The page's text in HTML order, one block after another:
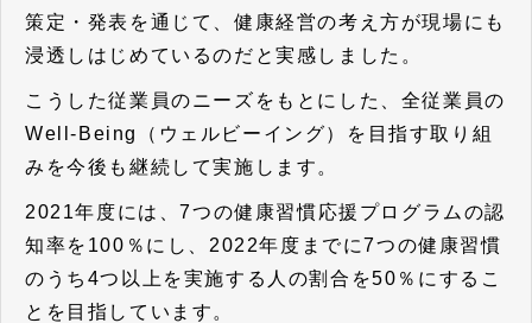
策定・発表を通じて、健康経営の考え方が現場にも
浸透しはじめているのだと実感しました。
こうした従業員のニーズをもとにした、全従業員の
Well-Being（ウェルビーイング）を目指す取り組
みを今後も継続して実施します。
2021年度には、7つの健康習慣応援プログラムの認
知率を100％にし、2022年度までに7つの健康習慣
のうち4つ以上を実施する人の割合を50％にするこ
とを目指しています。